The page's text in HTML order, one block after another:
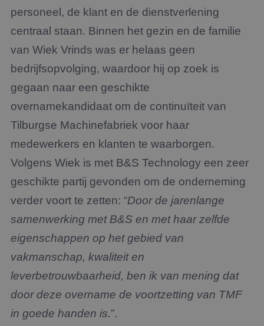
personeel, de klant en de dienstverlening
centraal staan. Binnen het gezin en de familie
van Wiek Vrinds was er helaas geen
bedrijfsopvolging, waardoor hij op zoek is
gegaan naar een geschikte
overnamekandidaat om de continuïteit van
Tilburgse Machinefabriek voor haar
medewerkers en klanten te waarborgen.
Volgens Wiek is met B&S Technology een zeer
geschikte partij gevonden om de onderneming
verder voort te zetten: “Door de jarenlange
samenwerking met B&S en met haar zelfde
eigenschappen op het gebied van
vakmanschap, kwaliteit en
leverbetrouwbaarheid, ben ik van mening dat
door deze overname de voortzetting van TMF
in goede handen is.”.